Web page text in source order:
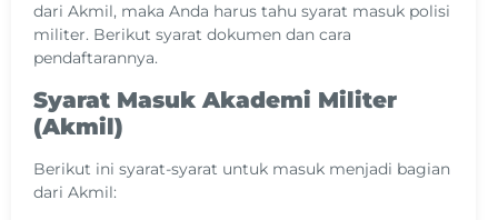
dari Akmil, maka Anda harus tahu syarat masuk polisi
militer. Berikut syarat dokumen dan cara
pendaftarannya.
Syarat Masuk Akademi Militer
(Akmil)
Berikut ini syarat-syarat untuk masuk menjadi bagian
dari Akmil: